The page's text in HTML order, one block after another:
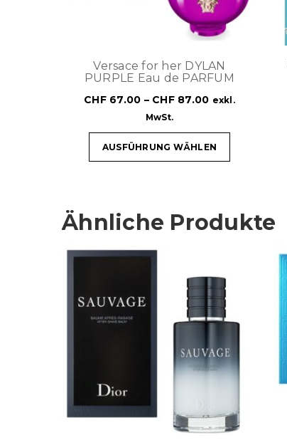
Versace for her DYLAN
PURPLE Eau de PARFUM
CHF67.00 – CHF87.00 exkl.
MwSt.
AUSFÜHRUNG WÄHLEN
Ähnliche Produkte